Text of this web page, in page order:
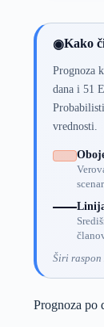
◉Kako
Prognoza
dana i 51
vrednosti.
Širi raspon
Prognoza po